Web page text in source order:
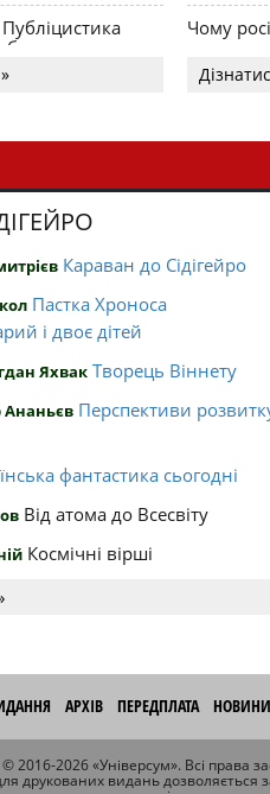
Чому
Караван до Сідігейро
Пастка Хроноса
і двоє дітей
Яхвак Творець Віннету
Ананьєв Перспективи
фантастика сьогодні
Від атома до Всесвіту
Космічні вірші
АРХІВ ПЕРЕДПЛАТА НОВИНИ
© 2016-2026 «Універсум». Всі права
друкованих видань